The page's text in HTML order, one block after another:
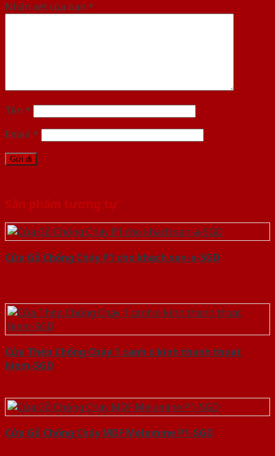
Nhận xét của bạn *
Tên *
Email *
Sản phẩm tương tự
Cửa Gỗ Chống Cháy P1 cho khach san-a-SGD
Cửa Thép Chống Cháy 1 canh o kinh thanh thoat
hiem-SGD
Cửa Gỗ Chống Cháy MDF Melamine P1-SGD